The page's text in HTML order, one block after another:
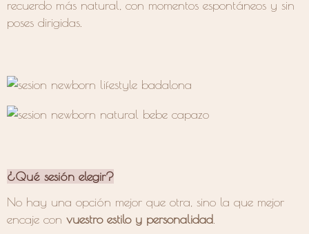
recuerdo más natural, con momentos espontáneos y sin
poses dirigidas.
¿Qué sesión elegir?
No hay una opción mejor que otra, sino la que mejor
encaje con vuestro estilo y personalidad